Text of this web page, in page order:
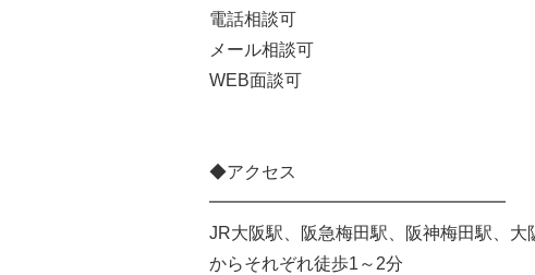
電話相談可
メール相談可
WEB面談可
◆アクセス
━━━━━━━━━━━━━━━━━
JR大阪駅、阪急梅田駅、阪神梅田駅、
からそれぞれ徒歩1～2分